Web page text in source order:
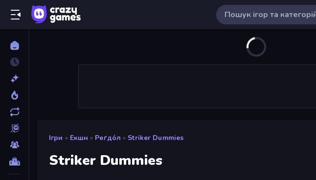
Ігри » Екшн » Реґдо́л » Striker Dummies
Striker Dummies